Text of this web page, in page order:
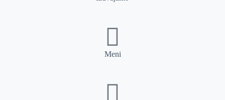
Meni